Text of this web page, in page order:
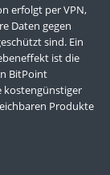
erfolgt per VPN,
Daten gegen
sind. Ein
ist die
BitPoint
kostengünstiger
Produkte